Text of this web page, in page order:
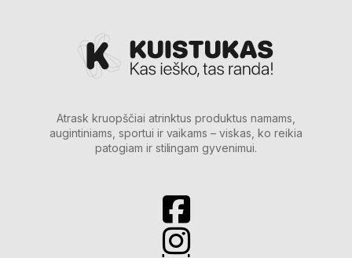
Atrask kruopščiai atrinktus produktus namams,
augintiniams, sportui ir vaikams – viskas, ko reikia
patogiam ir stilingam gyvenimui.